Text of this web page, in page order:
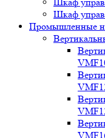
Шкаф
Промышленные